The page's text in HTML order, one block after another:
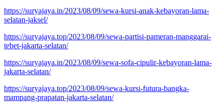
https://suryajaya.in/2023/08/09/sewa-kursi-anak-kebayoran-lama-
selatan-jaksel/
https://suryajaya.top/2023/08/09/sewa-partisi-pameran-manggarai-
tebet-jakarta-selatan/
https://suryajaya.in/2023/08/09/sewa-sofa-cipulir-kebayoran-lama-
jakarta-selatan/
https://suryajaya.top/2023/08/09/sewa-kursi-futura-bangka-
mampang-prapatan-jakarta-selatan/